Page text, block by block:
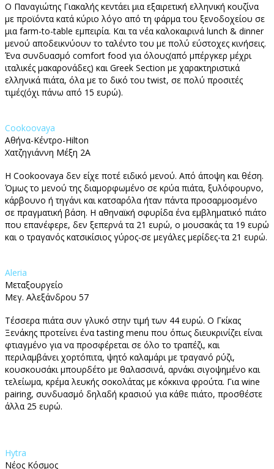
O Παναγιώτης Γιακαλής κεντάει μια εξαιρετική ελληνική κουζίνα
με προϊόντα κατά κύριο λόγο από τη φάρμα του ξενοδοχείου σε
μια farm-to-table εμπειρία. Και τα νέα καλοκαιρινά lunch & dinner
μενού αποδεικνύουν το ταλέντο του με πολύ εύστοχες κινήσεις.
Ένα συνδυασμό comfort food για όλους(από μπέργκερ μέχρι
ιταλικές μακαρονάδες) και Greek Section με χαρακτηριστικά
ελληνικά πιάτα, όλα με το δικό του twist, σε πολύ προσιτές
τιμές(όχι πάνω από 15 ευρώ).
Cookoovaya
Αθήνα-Κέντρο-Ηilton
Χατζηγιάννη Μέξη 2Α
Η Cookoovaya δεν είχε ποτέ ειδικό μενού. Από άποψη και θέση.
Όμως το μενού της διαμορφωμένο σε κρύα πιάτα, ξυλόφουρνο,
κάρβουνο ή τηγάνι και κατσαρόλα ήταν πάντα προσαρμοσμένο
σε πραγματική βάση. Η αθηναϊκή σφυρίδα ένα εμβληματικό πιάτο
που επανέφερε, δεν ξεπερνά τα 21 ευρώ, ο μουσακάς τα 19 ευρώ
και ο τραγανός κατσικίσιος γύρος-σε μεγάλες μερίδες-τα 21 ευρώ.
Αleria
Μεταξουργείο
Μεγ. Αλεξάνδρου 57
Τέσσερα πιάτα συν γλυκό στην τιμή των 44 ευρώ. Ο Γκίκας
Ξενάκης προτείνει ένα tasting menu που όπως διευκρινίζει είναι
φτιαγμένο για να προσφέρεται σε όλο το τραπέζι, και
περιλαμβάνει χορτόπιτα, ψητό καλαμάρι με τραγανό ρύζι,
κουσκουσάκι μπουρδέτο με θαλασσινά, αρνάκι σιγοψημένο και
τελείωμα, κρέμα λευκής σοκολάτας με κόκκινα φρούτα. Για wine
pairing, συνδυασμό δηλαδή κρασιού για κάθε πιάτο, προσθέστε
άλλα 25 ευρώ.
Hytra
Νέος Κόσμος